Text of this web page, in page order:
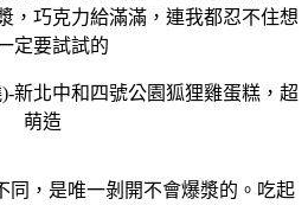
， 巧克力給滿滿，連我都忍不住想
定要試試的
同，是唯一剝開不會爆漿的。 吃起